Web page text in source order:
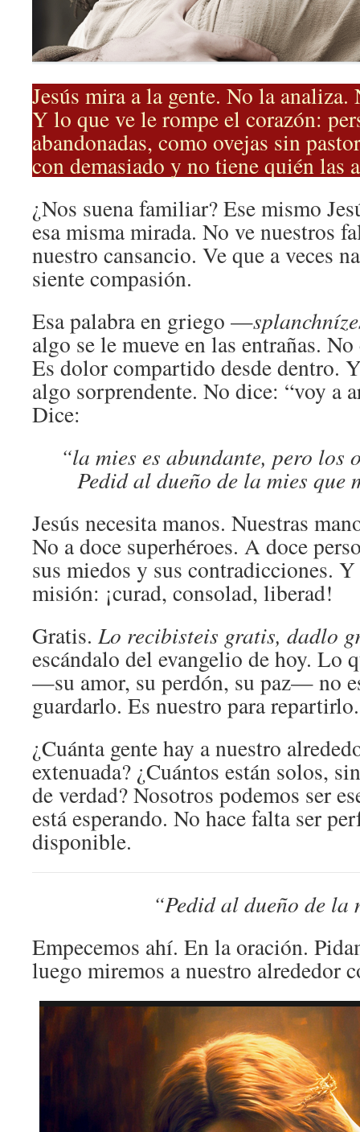
Jesús mira a la gente. No la
Y lo que ve le rompe el corazón:
abandonadas, como ovejas sin
con demasiado y no tiene quién las
¿Nos suena familiar? Ese mismo
esa misma mirada. No ve nuestros
nuestro cansancio. Ve que a veces
siente compasión.
Esa palabra en griego —
algo se le mueve en las entrañas.
Es dolor compartido desde dentro.
algo sorprendente. No dice: “voy a
Dice:
“la mies es abundante, pero los
Pedid al dueño de la mies que
Jesús necesita manos. Nuestras
No a doce superhéroes. A doce
sus miedos y sus contradicciones.
misión: ¡curad, consolad, liberad!
Gratis. Lo recibisteis gratis, dadlo
escándalo del evangelio de hoy. Lo
—su amor, su perdón, su paz— no
guardarlo. Es nuestro para repartirlo.
¿Cuánta gente hay a nuestro
extenuada? ¿Cuántos están solos,
de verdad? Nosotros podemos ser
está esperando. No hace falta ser
disponible.
“Pedid al dueño de
Empecemos ahí. En la oración.
luego miremos a nuestro alrededor